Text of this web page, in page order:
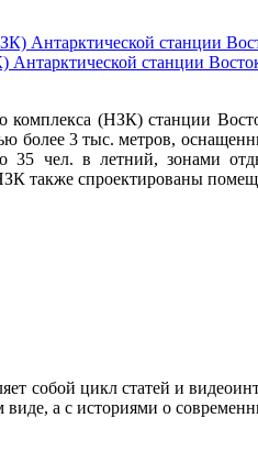
станции
комплекса (НЗК) станции
более 3 тыс. метров,
чел. в летний, зонами
также спроектированы
собой цикл статей и
виде, а с историями о